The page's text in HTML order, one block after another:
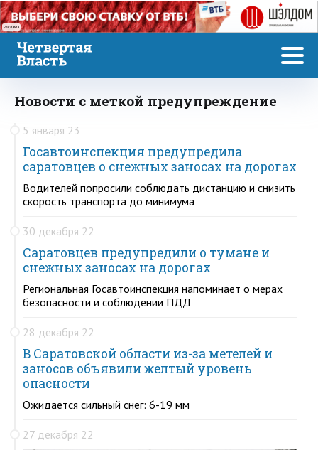
Реклама
Новости с меткой предупреждение
5 января 23
Госавтоинспекция предупредила
саратовцев о снежных заносах на дорогах
Водителей попросили соблюдать дистанцию и снизить
скорость транспорта до минимума
30 декабря 22
Саратовцев предупредили о тумане и
снежных заносах на дорогах
Региональная Госавтоинспекция напоминает о мерах
безопасности и соблюдении ПДД
28 декабря 22
В Саратовской области из-за метелей и
заносов объявили желтый уровень
опасности
Ожидается сильный снег: 6-19 мм
27 декабря 22